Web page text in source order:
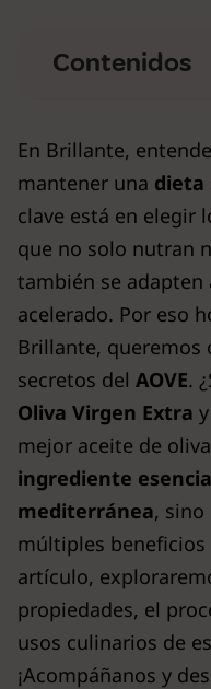
Contenidos
En Brillante,
mantener una dieta
clave está en elegir
que no solo nutran
también se
acelerado. Por eso
Brillante,
secretos del AOVE.
Oliva Virgen Extra
mejor aceite de
ingrediente
mediterránea, sino
múltiples beneficios
artículo,
propiedades, el
usos culinarios de
¡Acompáñanos y